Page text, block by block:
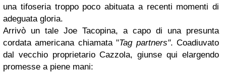
una tifoseria troppo poco abituata a recenti momenti di
adeguata gloria.
Arrivò un tale Joe Tacopina, a capo di una presunta
cordata americana chiamata "Tag partners". Coadiuvato
dal vecchio proprietario Cazzola, giunse qui elargendo
promesse a piene mani: